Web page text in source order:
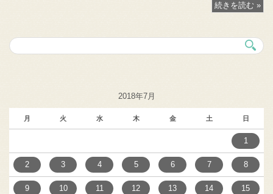
続きを読む »
2018年7月
月 火 水 木 金 土 日
1
2 3 4 5 6 7 8
9 10 11 12 13 14 15